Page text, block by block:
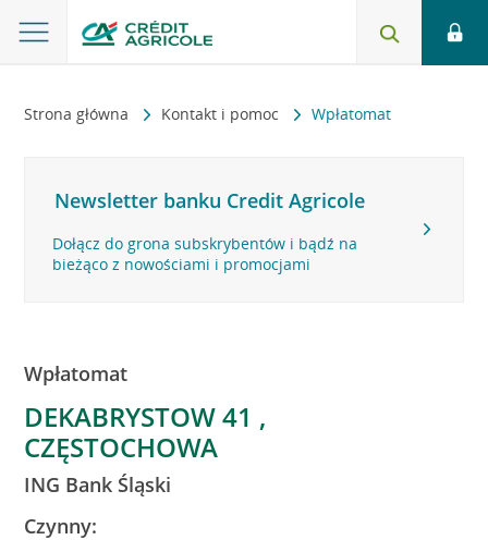
Strona główna Kontakt i pomoc Wpłatomat
Newsletter banku Credit Agricole
Dołącz do grona subskrybentów i bądź na
bieżąco z nowościami i promocjami
Wpłatomat
DEKABRYSTOW 41 ,
CZĘSTOCHOWA
ING Bank Śląski
Czynny: